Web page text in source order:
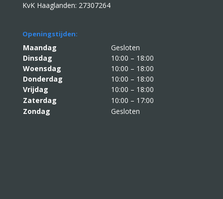
KvK Haaglanden: 27307264
Openingstijden:
Maandag
Gesloten
Dinsdag
10:00 – 18:00
Woensdag
10:00 – 18:00
Donderdag
10:00 – 18:00
Vrijdag
10:00 – 18:00
Zaterdag
10:00 – 17:00
Zondag
Gesloten